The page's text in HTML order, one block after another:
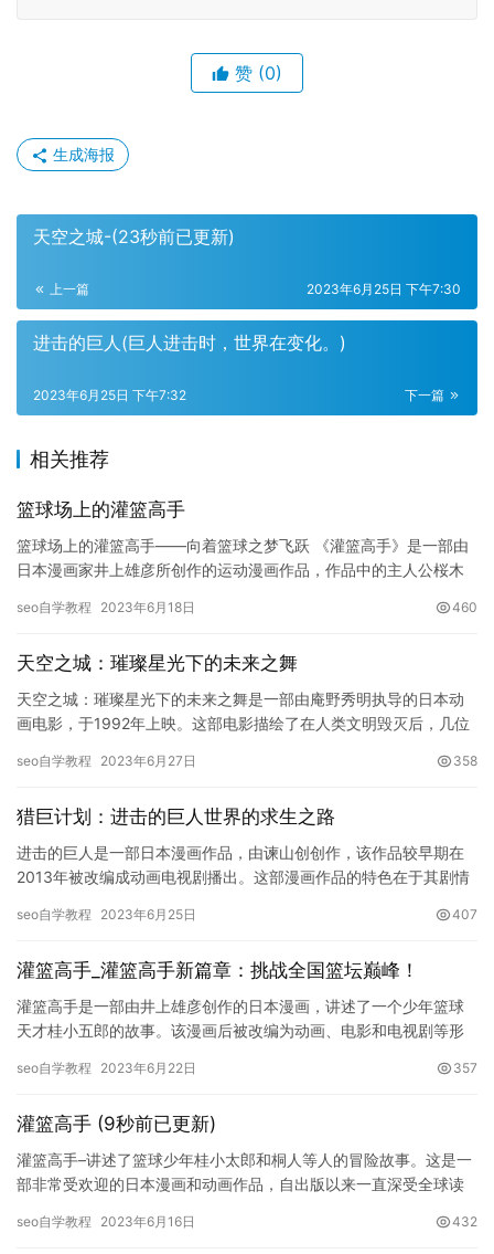
赞 (0)
生成海报
天空之城-(23秒前已更新)
上一篇 2023年6月25日 下午7:30
进击的巨人(巨人进击时，世界在变化。)
下一篇
2023年6月25日 下午7:32
相关推荐
篮球场上的灌篮高手
篮球场上的灌篮高手——向着篮球之梦飞跃 《灌篮高手》是一部由
日本漫画家井上雄彦所创作的运动漫画作品，作品中的主人公桜木
品的…
seo自学教程 2023年6月18日 460
天空之城：璀璨星光下的未来之舞
天空之城：璀璨星光下的未来之舞是一部由庵野秀明执导的日本动
画电影，于1992年上映。这部电影描绘了在人类文明毁灭后，几位
科…
seo自学教程 2023年6月27日 358
猎巨计划：进击的巨人世界的求生之路
进击的巨人是一部日本漫画作品，由谏山创创作，该作品较早期在
2013年被改编成动画电视剧播出。这部漫画作品的特色在于其剧情
得…
seo自学教程 2023年6月25日 407
灌篮高手_灌篮高手新篇章：挑战全国篮坛巅峰！
灌篮高手是一部由井上雄彦创作的日本漫画，讲述了一个少年篮球
天才桂小五郎的故事。该漫画后被改编为动画、电影和电视剧等形
挑战全…
seo自学教程 2023年6月22日 357
灌篮高手 (9秒前已更新)
灌篮高手–讲述了篮球少年桂小太郎和桐人等人的冒险故事。这是一
部非常受欢迎的日本漫画和动画作品，自出版以来一直深受全球读
seo自学教程 2023年6月16日 432